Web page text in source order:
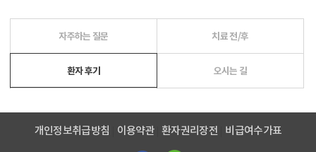
자주하는 질문 치료 전/후
환자 후기 오시는 길
개인정보취급방침 이용약관 환자권리장전 비급여수가표